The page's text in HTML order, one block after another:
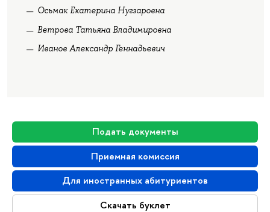
Подать документы
Приемная комиссия
Для иностранных абитуриентов
Скачать буклет
Осьмак Екатерина Нугзаровна
Ветрова Татьяна Владимировна
Иванов Александр Геннадьевич